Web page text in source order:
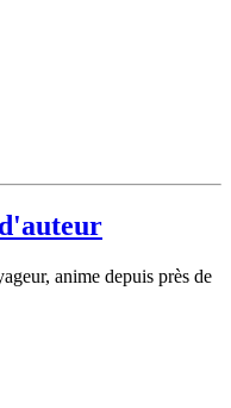
anime depuis près de